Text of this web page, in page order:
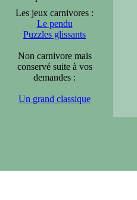
Les jeux carnivores :
Le pendu
Puzzles glissants
Non carnivore mais
conservé suite à vos
demandes :
Un grand classique